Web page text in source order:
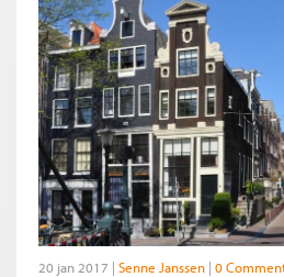
20 jan 2017 Senne Janssen 0